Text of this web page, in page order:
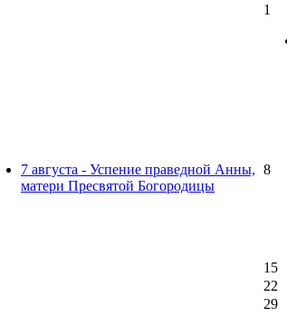
1
7 августа - Успение праведной Анны,
матери Пресвятой Богородицы
8
15
22
29